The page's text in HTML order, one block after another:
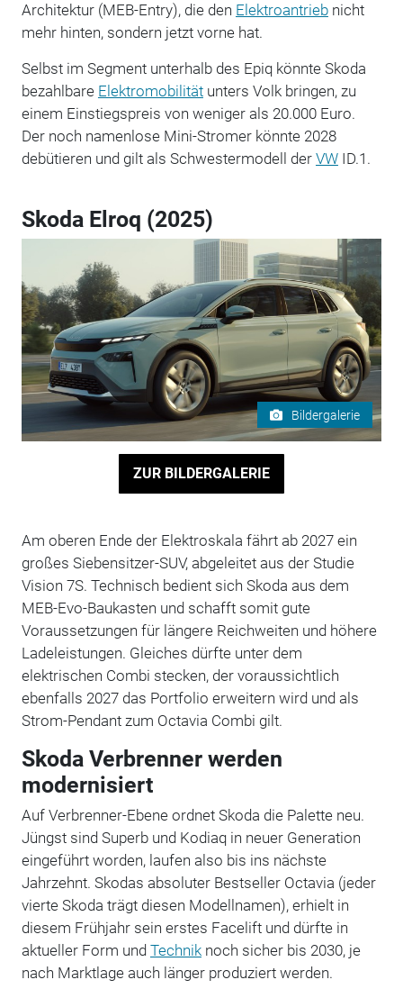
Architektur (MEB-Entry), die den Elektroantriebnicht
mehr hinten, sondern jetzt vorne hat.
Selbst im Segment unterhalb des Epiq könnte Skoda
bezahlbare Elektromobilitätunters Volk bringen, zu
einem Einstiegspreis von weniger als 20.000 Euro.
Der noch namenlose Mini-Stromer könnte 2028
debütieren und gilt als Schwestermodell der VWID.1.
Skoda Elroq (2025)
Bildergalerie
ZUR BILDERGALERIE
Am oberen Ende der Elektroskala fährt ab 2027 ein
großes Siebensitzer-SUV, abgeleitet aus der Studie
Vision 7S. Technisch bedient sich Skoda aus dem
MEB-Evo-Baukasten und schafft somit gute
Voraussetzungen für längere Reichweiten und höhere
Ladeleistungen. Gleiches dürfte unter dem
elektrischen Combi stecken, der voraussichtlich
ebenfalls 2027 das Portfolio erweitern wird und als
Strom-Pendant zum Octavia Combi gilt.
Skoda Verbrenner werden
modernisiert
Auf Verbrenner-Ebene ordnet Skoda die Palette neu.
Jüngst sind Superb und Kodiaq in neuer Generation
eingeführt worden, laufen also bis ins nächste
Jahrzehnt. Skodas absoluter Bestseller Octavia (jeder
vierte Skoda trägt diesen Modellnamen), erhielt in
diesem Frühjahr sein erstes Facelift und dürfte in
aktueller Form und Techniknoch sicher bis 2030, je
nach Marktlage auch länger produziert werden.